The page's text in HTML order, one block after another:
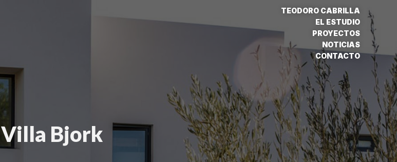
TEODORO CABRILLA
EL ESTUDIO
PROYECTOS
NOTICIAS
CONTACTO
Villa Bjork